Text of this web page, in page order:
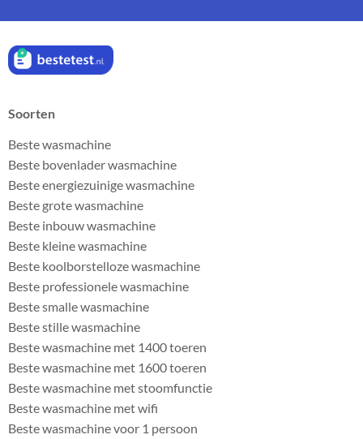
Soorten
Beste wasmachine
Beste bovenlader wasmachine
Beste energiezuinige wasmachine
Beste grote wasmachine
Beste inbouw wasmachine
Beste kleine wasmachine
Beste koolborstelloze wasmachine
Beste professionele wasmachine
Beste smalle wasmachine
Beste stille wasmachine
Beste wasmachine met 1400 toeren
Beste wasmachine met 1600 toeren
Beste wasmachine met stoomfunctie
Beste wasmachine met wifi
Beste wasmachine voor 1 persoon